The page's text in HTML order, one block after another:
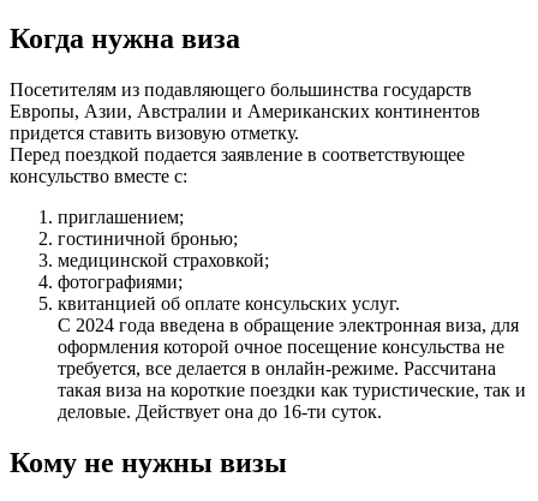
Когда нужна виза
Посетителям из подавляющего большинства государств
Европы, Азии, Австралии и Американских континентов
придется ставить визовую отметку.
Перед поездкой подается заявление в соответствующее
консульство вместе с:
приглашением;
гостиничной бронью;
медицинской страховкой;
фотографиями;
квитанцией об оплате консульских услуг.
С 2024 года введена в обращение электронная виза, для
оформления которой очное посещение консульства не
требуется, все делается в онлайн-режиме. Рассчитана
такая виза на короткие поездки как туристические, так и
деловые. Действует она до 16-ти суток.
Кому не нужны визы